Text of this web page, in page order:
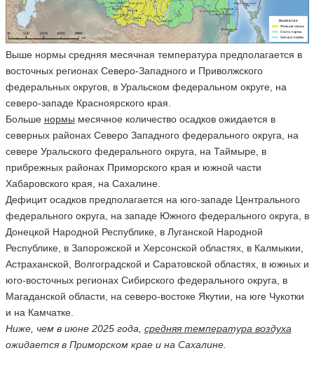
Выше нормы средняя месячная температура предполагается в
восточных регионах Северо-Западного и Приволжского
федеральных округов, в Уральском федеральном округе, на
северо-западе Красноярского края.
Больше нормы месячное количество осадков ожидается в
северных районах Северо Западного федерального округа, на
севере Уральского федерального округа, на Таймыре, в
прибрежных районах Приморского края и южной части
Хабаровского края, на Сахалине.
Дефицит осадков предполагается на юго-западе Центрального
федерального округа, на западе Южного федерального округа, в
Донецкой Народной Республике, в Луганской Народной
Республике, в Запорожской и Херсонской областях, в Калмыкии,
Астраханской, Волгоградской и Саратовской областях, в южных и
юго-восточных регионах Сибирского федерального округа, в
Магаданской области, на северо-востоке Якутии, на юге Чукотки
и на Камчатке.
Ниже, чем в июне 2025 года, средняя температура воздуха
ожидается в Приморском крае и на Сахалине.